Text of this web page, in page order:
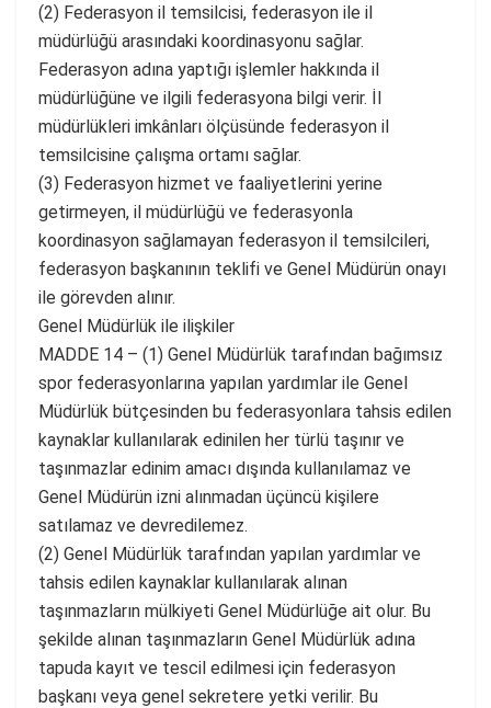
(2) Federasyon il temsilcisi, federasyon ile il
müdürlüğü arasındaki koordinasyonu sağlar.
Federasyon adına yaptığı işlemler hakkında il
müdürlüğüne ve ilgili federasyona bilgi verir. İl
müdürlükleri imkânları ölçüsünde federasyon il
temsilcisine çalışma ortamı sağlar.
(3) Federasyon hizmet ve faaliyetlerini yerine
getirmeyen, il müdürlüğü ve federasyonla
koordinasyon sağlamayan federasyon il temsilcileri,
federasyon başkanının teklifi ve Genel Müdürün onayı
ile görevden alınır.
Genel Müdürlük ile ilişkiler
MADDE 14 – (1) Genel Müdürlük tarafından bağımsız
spor federasyonlarına yapılan yardımlar ile Genel
Müdürlük bütçesinden bu federasyonlara tahsis edilen
kaynaklar kullanılarak edinilen her türlü taşınır ve
taşınmazlar edinim amacı dışında kullanılamaz ve
Genel Müdürün izni alınmadan üçüncü kişilere
satılamaz ve devredilemez.
(2) Genel Müdürlük tarafından yapılan yardımlar ve
tahsis edilen kaynaklar kullanılarak alınan
taşınmazların mülkiyeti Genel Müdürlüğe ait olur. Bu
şekilde alınan taşınmazların Genel Müdürlük adına
tapuda kayıt ve tescil edilmesi için federasyon
başkanı veya genel sekretere yetki verilir. Bu